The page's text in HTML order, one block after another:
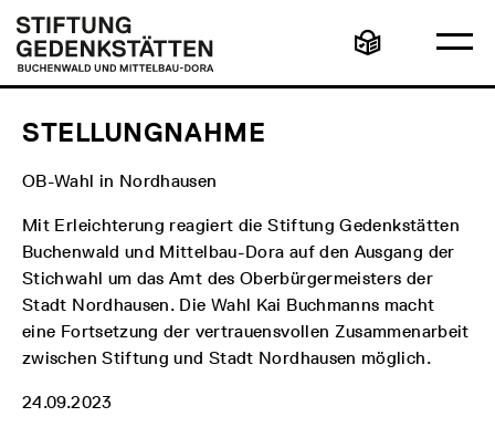
zum
Inhalt
Stiftung
Gedenkstätten
Buchenwald
und
Mittelbau-
Leichte
Sprache
STELLUNGNAHME
OB-Wahl in Nordhausen
Mit Erleichterung reagiert die Stiftung Gedenkstätten
Buchenwald und Mittelbau-Dora auf den Ausgang der
Stichwahl um das Amt des Oberbürgermeisters der
Stadt Nordhausen. Die Wahl Kai Buchmanns macht
eine Fortsetzung der vertrauensvollen Zusammenarbeit
zwischen Stiftung und Stadt Nordhausen möglich.
24.09.2023